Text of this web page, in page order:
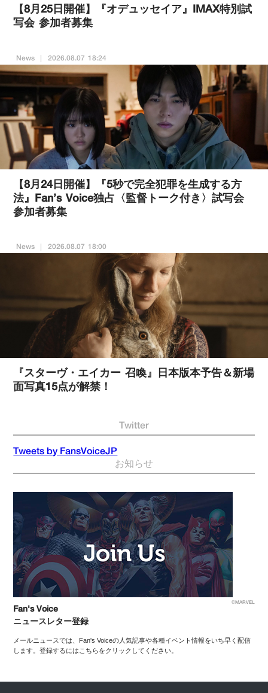
【8月25日開催】『オデュッセイア』IMAX特別試
写会 参加者募集
News 2026.08.07 18:24
【8月24日開催】『5秒で完全犯罪を生成する方
法』Fan’s Voice独占〈監督トーク付き〉試写会
参加者募集
News 2026.08.07 18:00
『スターヴ・エイカー 召喚』日本版本予告＆新場
面写真15点が解禁！
Twitter
Tweets by FansVoiceJP
お知らせ
©MARVEL
Fan's Voice
ニュースレター登録
メールニュースでは、Fan's Voiceの人気記事や各種イベント情報をいち早く配信
します。登録するにはこちらをクリックしてください。